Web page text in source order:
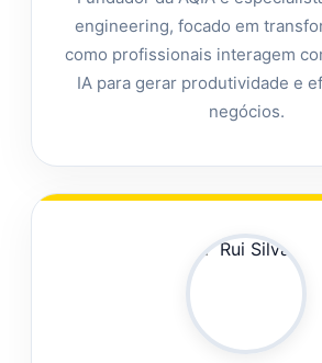
engineering, focado em
como profissionais interagem
IA para gerar produtividade e
negócios.